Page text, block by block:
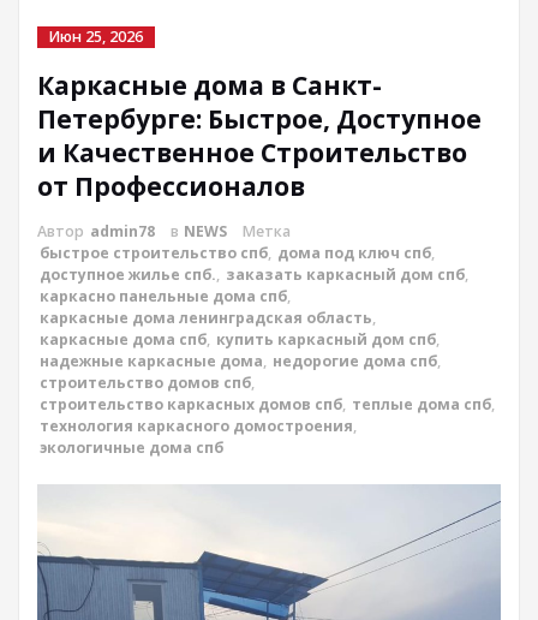
Июн 25, 2026
Каркасные дома в Санкт-
Петербурге: Быстрое, Доступное
и Качественное Строительство
от Профессионалов
Автор admin78 в NEWS
Метка
быстрое строительство спб, дома под ключ спб,
доступное жилье спб., заказать каркасный дом спб,
каркасно панельные дома спб,
каркасные дома ленинградская область,
каркасные дома спб, купить каркасный дом спб,
надежные каркасные дома, недорогие дома спб,
строительство домов спб,
строительство каркасных домов спб, теплые дома спб,
технология каркасного домостроения,
экологичные дома спб